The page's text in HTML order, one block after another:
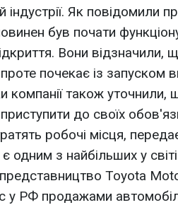
індустрії. Як повідомили
був почати
Вони відзначили,
почекає із запуском
компанії також уточнили,
до своїх
робочі місця,
одним з найбільших у
Toyota
у РФ продажами